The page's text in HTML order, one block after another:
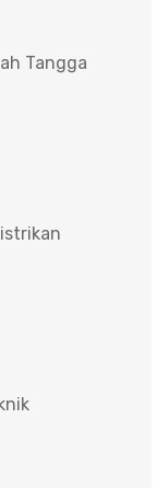
Tangga